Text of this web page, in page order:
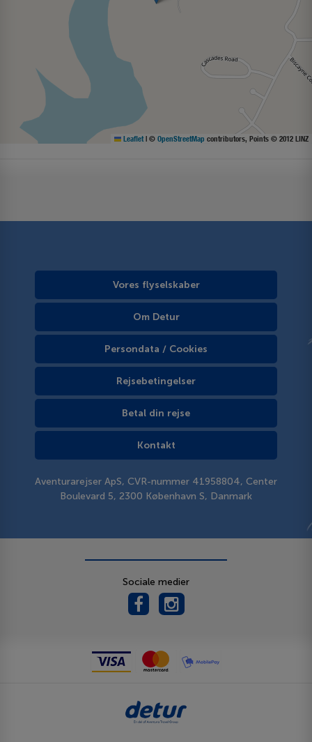
Leaflet | © OpenStreetMap contributors, Points © 2012 LINZ
Vores flyselskaber
Om Detur
Persondata / Cookies
Rejsebetingelser
Betal din rejse
Kontakt
Aventurarejser ApS, CVR-nummer 41958804, Center
Boulevard 5, 2300 København S, Danmark
Sociale medier